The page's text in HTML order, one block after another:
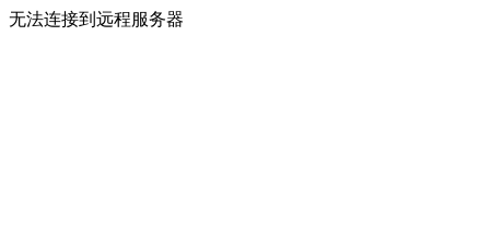
无法连接到远程服务器